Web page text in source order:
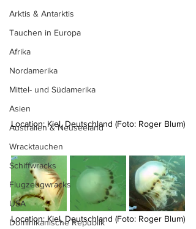
Arktis & Antarktis
Tauchen in Europa
Afrika
Nordamerika
Mittel- und Südamerika
Asien
Australien & Neuseeland
Wracktauchen
Schiffwracks
Flugzeugwracks
USA
Dominikanische Republik
Location: Kiel, Deutschland (Foto: Roger Blum)
Location: Kiel, Deutschland (Foto: Roger Blum)